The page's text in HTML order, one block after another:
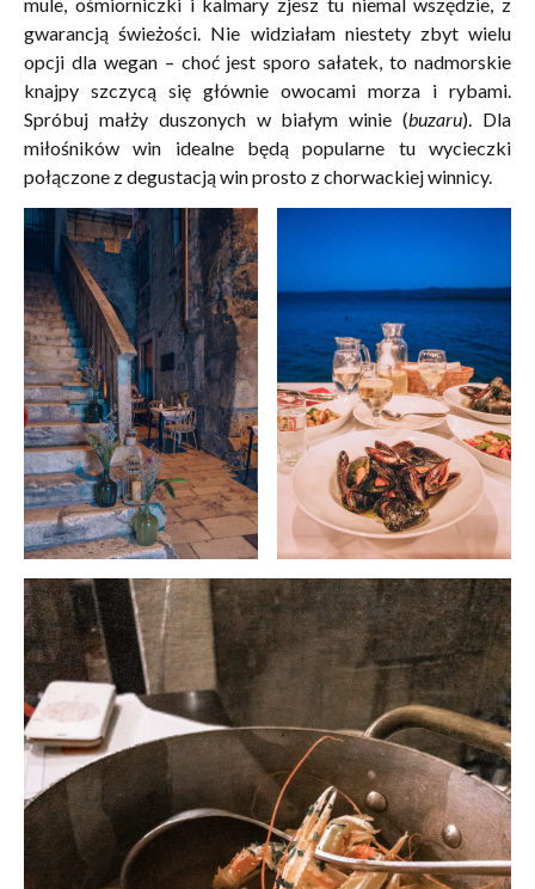
gwarancją świeżości. Nie widziałam niestety zbyt wielu
opcji dla wegan – choć jest sporo sałatek, to nadmorskie
knajpy szczycą się głównie owocami morza i rybami.
Spróbuj małży duszonych w białym winie (buzaru). Dla
miłośników win idealne będą popularne tu wycieczki
połączone z degustacją win prosto z chorwackiej winnicy.